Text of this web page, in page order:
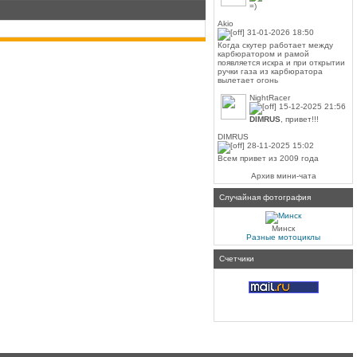
=)
Akio
31-01-2026 18:50
Когда скутер работает между
карбюратором и рамой
появляется искра и при открытии
ручки газа из карбюратора
вылетает огонь
NightRacer
15-12-2025 21:56
DIMRUS , привет!!!
DIMRUS
28-11-2025 15:02
Всем привет из 2009 года
Архив мини-чата
Случайная фотография
Минск
Разные мотоциклы
Счетчики